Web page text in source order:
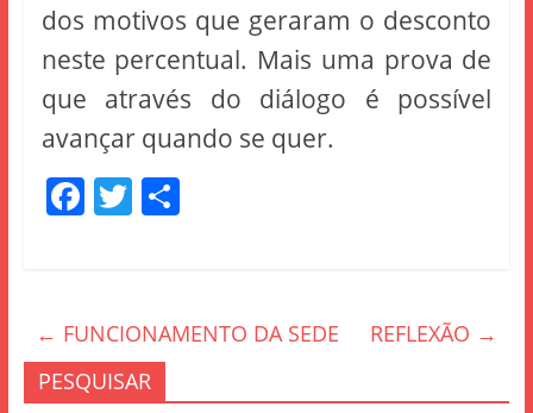
dos motivos que geraram o desconto
neste percentual. Mais uma prova de
que através do diálogo é possível
avançar quando se quer.
F
b
o
T S
← FUNCIONAMENTO DA SEDE REFLEXÃO →
PESQUISAR